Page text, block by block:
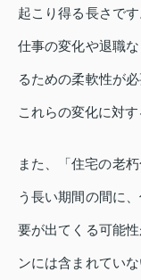
起こり得る長さで
仕事の変化や退職
るための柔軟性が
これらの変化に対
また、「住宅の老
う長い期間の間に
要が出てくる可能
ンには含まれてい